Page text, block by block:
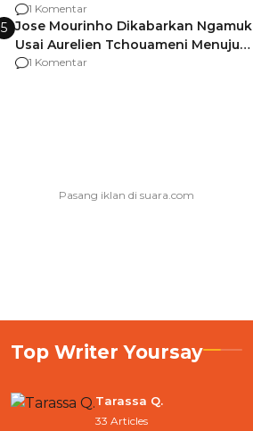
Berencana Pakai Jimat di Pakansari
1 Komentar
5 Jose Mourinho Dikabarkan Ngamuk
Usai Aurelien Tchouameni Menuju
Manchester United
1 Komentar
Top Writer Yoursay
Tarassa Q.
33 Articles